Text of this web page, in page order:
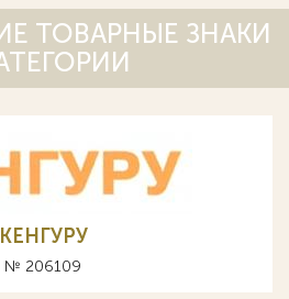
ТОВАРНЫЕ ЗНАКИ
КЕНГУРУ
№ 206109